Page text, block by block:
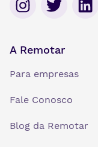
A Remotar
Para empresas
Fale Conosco
Blog da Remotar